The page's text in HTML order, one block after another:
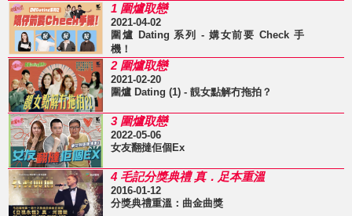
1 圍爐取戀
2021-04-02
圍爐 Dating 系列 - 媾女前要 Check 手
機！
2 圍爐取戀
2021-02-20
圍爐 Dating (1) - 靚女點解冇拖拍？
3 圍爐取戀
2022-05-06
女友翻撻佢個Ex
4 毛記分獎典禮 真．足本重溫
2016-01-12
分獎典禮重溫：曲金曲獎